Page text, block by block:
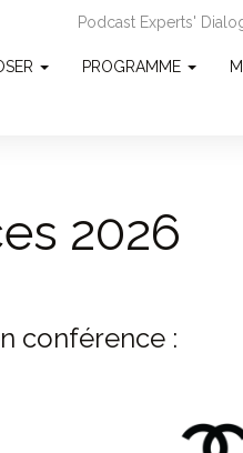
Podcast Experts'
PROGRAMME
2026
conférence :